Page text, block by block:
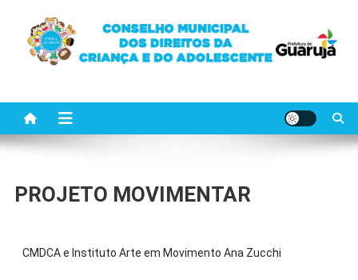
PROJETO MOVIMENTAR
CMDCA e Instituto Arte em Movimento Ana Zucchi